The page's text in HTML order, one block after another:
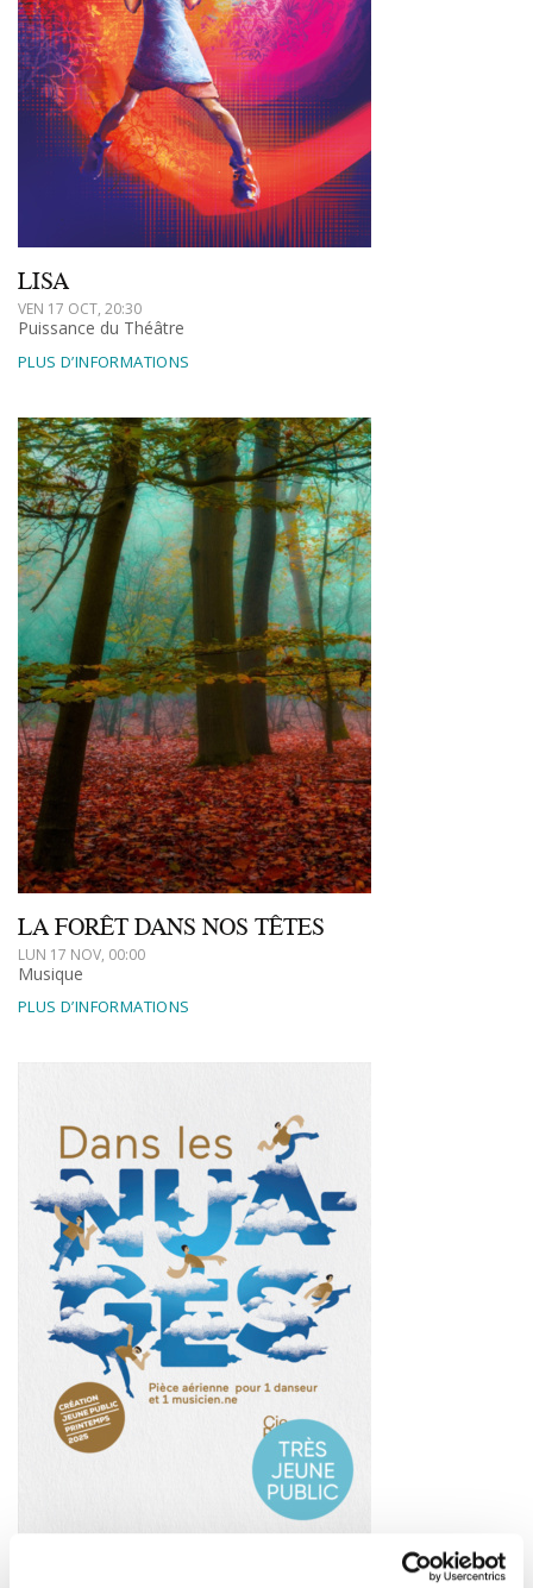
LISA
VEN 17 OCT, 20:30
Puissance du Théâtre
PLUS D’INFORMATIONS
LA FORÊT DANS NOS TÊTES
LUN 17 NOV, 00:00
Musique
PLUS D’INFORMATIONS